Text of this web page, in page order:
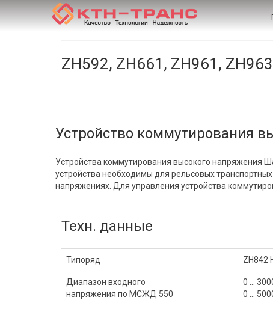
ZH592, ZH661, ZH961,
Устройство коммутирования
Устройства коммутирования высокого напряжения
устройства необходимы для рельсовых
напряжениях. Для управления устройства
Техн. данные
Типоряд ZH842
Диапазон входного
напряжения по МСЖД 550
0 …
0 …